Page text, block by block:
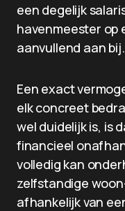
een degelijk
havenmeester op
aanvullend aan bij.
Een exact
elk concreet
wel duidelijk is, is
financieel
volledig kan
zelfstandige
afhankelijk van